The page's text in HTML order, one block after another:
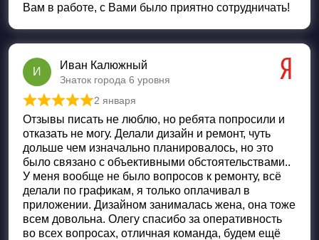
Вам в работе, с Вами было приятно сотрудничать!
И
Иван Калюжный
Знаток города 6 уровня
Оценка 5из 5
2 января
Отзывы писать не люблю, но ребята попросили и
отказать не могу. Делали дизайн и ремонт, чуть
дольше чем изначально планировалось, но это
было связано с объективными обстоятельствами..
У меня вообще не было вопросов к ремонту, всё
делали по графикам, я только оплачивал в
приложении. Дизайном занималась жена, она тоже
всем довольна. Олегу спасибо за оперативность
во всех вопросах, отличная команда, будем ещё